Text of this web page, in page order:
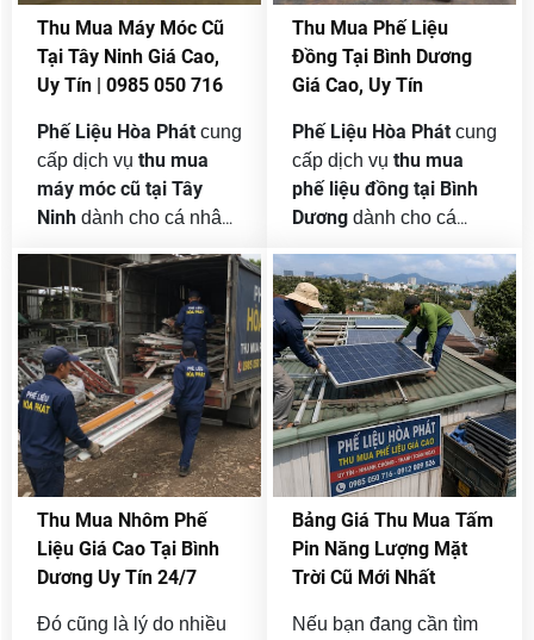
màu được thu mua liên
tục vì có khả năng tái
chế tốt, ứng dụng rộng
và luôn có đầu ra ổn
định.
chuyền sản xuất cũ,
thiết bị nhà xưởng hư
hỏng hoặc không còn
phù hợp ngày càng
tăng cao.
Thu Mua Máy Móc Cũ
Tại Tây Ninh Giá Cao,
Uy Tín | 0985 050 716
Phế Liệu Hòa Phát cung
cấp dịch vụ thu mua
máy móc cũ tại Tây
Ninh dành cho cá nhân,
máy và doanh nghiệp
trong các khu công
nghiệp. Chúng tôi nhận
mua từ một thiết bị riêng
lẻ đến nguyên lô máy
sản xuất, dây chuyền
công nghiệp hoặc toàn
bộ tài sản cần thanh lý
khi chuyển địa điểm,
thay đổi công nghệ, thu
hẹp quy mô hay giải thể
nhà xưởng.
Thu Mua Phế Liệu
Đồng Tại Bình Dương
Giá Cao, Uy Tín
Phế Liệu Hòa Phát cung
cấp dịch vụ thu mua
phế liệu đồng tại Bình
Dương dành cho cá
hàng, nhà xưởng, công
ty và doanh nghiệp.
Chúng tôi nhận thu mua
từ số lượng nhỏ đến
những lô đồng công
nghiệp số lượng lớn, hỗ
trợ khảo sát tận nơi,
báo giá theo từng
chủng loại và tổ chức
vận chuyển nhanh
chóng.
Thu Mua Nhôm Phế
Liệu Giá Cao Tại Bình
Dương Uy Tín 24/7
Đó cũng là lý do nhiều
Bảng Giá Thu Mua Tấm
Pin Năng Lượng Mặt
Trời Cũ Mới Nhất
Nếu bạn đang cần tìm